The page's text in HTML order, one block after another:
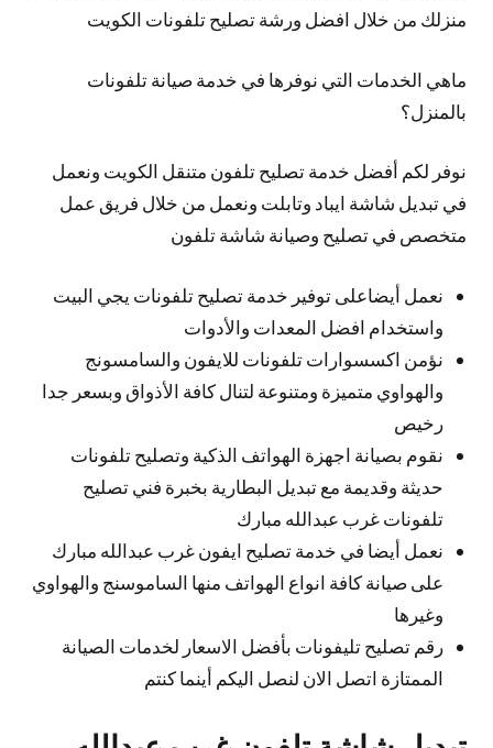
منزلك من خلال افضل ورشة تصليح تلفونات الكويت
ماهي الخدمات التي نوفرها في خدمة صيانة تلفونات
بالمنزل؟
نوفر لكم أفضل خدمة تصليح تلفون متنقل الكويت ونعمل
في تبديل شاشة ايباد وتابلت ونعمل من خلال فريق عمل
متخصص في تصليح وصيانة شاشة تلفون
نعمل أيضاعلى توفير خدمة تصليح تلفونات يجي البيت
واستخدام افضل المعدات والأدوات
نؤمن اكسسوارات تلفونات للايفون والسامسونج
والهواوي متميزة ومتنوعة لتنال كافة الأذواق وبسعر جدا
رخيص
نقوم بصيانة اجهزة الهواتف الذكية وتصليح تلفونات
حديثة وقديمة مع تبديل البطارية بخبرة فني تصليح
تلفونات غرب عبدالله مبارك
نعمل أيضا في خدمة تصليح ايفون غرب عبدالله مبارك
على صيانة كافة انواع الهواتف منها الساموسنج والهواوي
وغيرها
رقم تصليح تليفونات بأفضل الاسعار لخدمات الصيانة
الممتازة اتصل الان لنصل اليكم أينما كنتم